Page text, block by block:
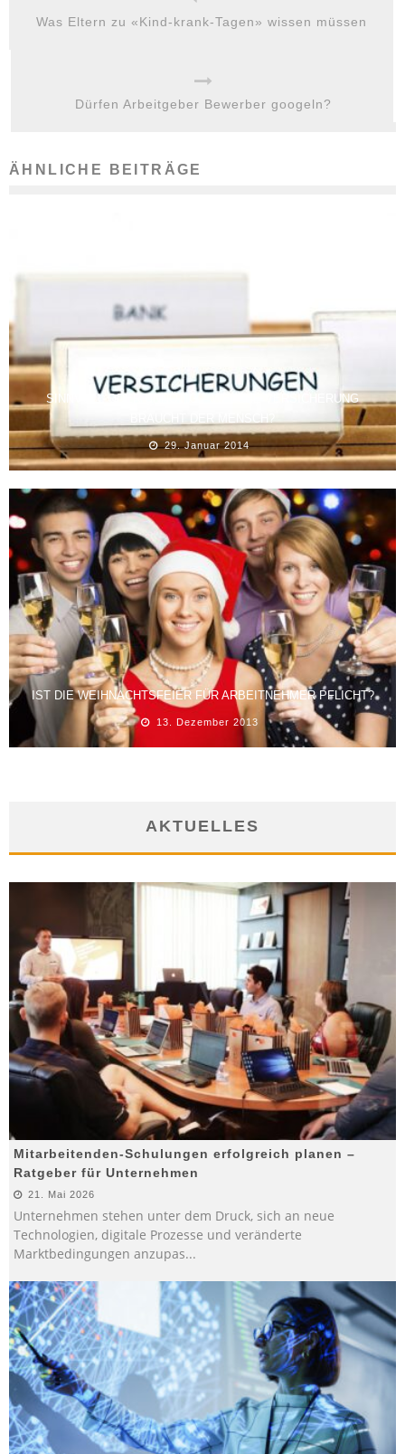
Was Eltern zu «Kind-krank-Tagen» wissen müssen
Dürfen Arbeitgeber Bewerber googeln?
ÄHNLICHE BEITRÄGE
SINNVOLL ODER UNNÖTIG – WELCHE VERSICHERUNG
BRAUCHT DER MENSCH?
29. Januar 2014
IST DIE WEIHNACHTSFEIER FÜR ARBEITNEHMER PFLICHT?
13. Dezember 2013
AKTUELLES
Mitarbeitenden-Schulungen erfolgreich planen –
Ratgeber für Unternehmen
21. Mai 2026
Unternehmen stehen unter dem Druck, sich an neue
Technologien, digitale Prozesse und veränderte
Marktbedingungen anzupas...